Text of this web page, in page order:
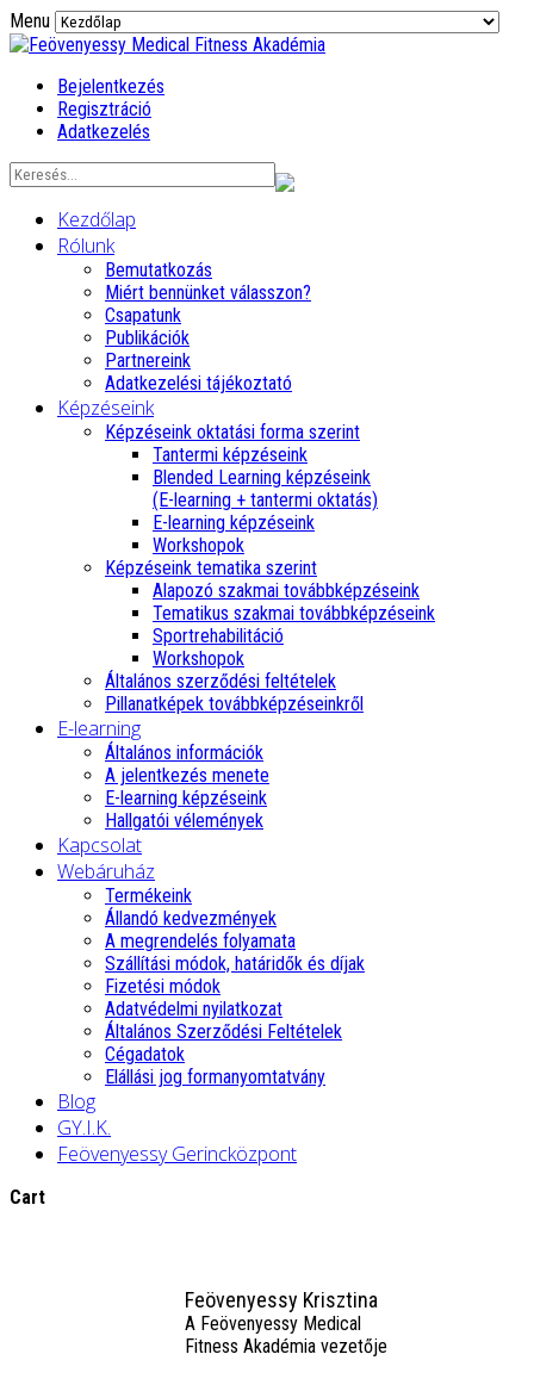
Menu
Bejelentkezés
Regisztráció
Adatkezelés
Kezdőlap
Rólunk
Bemutatkozás
Miért bennünket válasszon?
Csapatunk
Publikációk
Partnereink
Adatkezelési tájékoztató
Képzéseink
Képzéseink oktatási forma szerint
Tantermi képzéseink
Blended Learning képzéseink
(E-learning + tantermi oktatás)
E-learning képzéseink
Workshopok
Képzéseink tematika szerint
Alapozó szakmai továbbképzéseink
Tematikus szakmai továbbképzéseink
Sportrehabilitáció
Workshopok
Általános szerződési feltételek
Pillanatképek továbbképzéseinkről
E-learning
Általános információk
A jelentkezés menete
E-learning képzéseink
Hallgatói vélemények
Kapcsolat
Webáruház
Termékeink
Állandó kedvezmények
A megrendelés folyamata
Szállítási módok, határidők és díjak
Fizetési módok
Adatvédelmi nyilatkozat
Általános Szerződési Feltételek
Cégadatok
Elállási jog formanyomtatvány
Blog
GY.I.K.
Feövenyessy Gerincközpont
Cart
Feövenyessy Krisztina
A Feövenyessy Medical
Fitness Akadémia vezetője